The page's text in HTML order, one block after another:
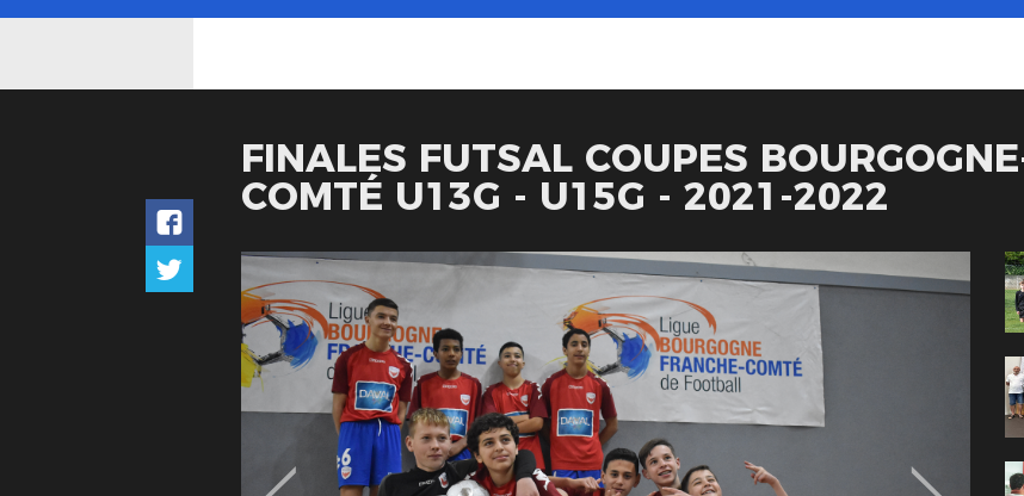
FINALES FUTSAL COUPES
COMTÉ U13G - U15G - 2021-2022